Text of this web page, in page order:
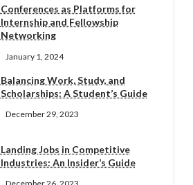
Conferences as Platforms for
Internship and Fellowship
Networking
January 1, 2024
Balancing Work, Study, and
Scholarships: A Student’s Guide
December 29, 2023
Landing Jobs in Competitive
Industries: An Insider’s Guide